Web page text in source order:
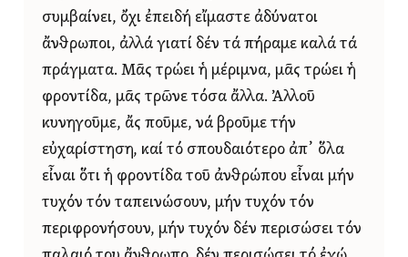
συμβαίνει, ὄχι ἐπειδή εἴμαστε ἀδύνατοι
ἄνθρωποι, ἀλλά γιατί δέν τά πήραμε καλά τά
πράγματα. Μᾶς τρώει ἡ μέριμνα, μᾶς τρώει ἡ
φροντίδα, μᾶς τρῶνε τόσα ἄλλα. Ἀλλοῦ
κυνηγοῦμε, ἄς ποῦμε, νά βροῦμε τήν
εὐχαρίστηση, καί τό σπουδαιότερο ἀπ᾿ ὅλα
εἶναι ὅτι ἡ φροντίδα τοῦ ἀνθρώπου εἶναι μήν
τυχόν τόν ταπεινώσουν, μήν τυχόν τόν
περιφρονήσουν, μήν τυχόν δέν περισώσει τόν